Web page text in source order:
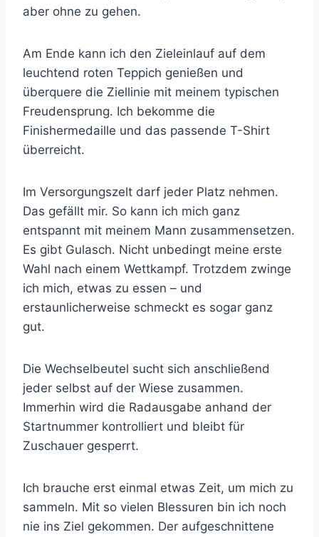
aber ohne zu gehen.
Am Ende kann ich den Zieleinlauf auf dem
leuchtend roten Teppich genießen und
überquere die Ziellinie mit meinem typischen
Freudensprung. Ich bekomme die
Finishermedaille und das passende T-Shirt
überreicht.
Im Versorgungszelt darf jeder Platz nehmen.
Das gefällt mir. So kann ich mich ganz
entspannt mit meinem Mann zusammensetzen.
Es gibt Gulasch. Nicht unbedingt meine erste
Wahl nach einem Wettkampf. Trotzdem zwinge
ich mich, etwas zu essen – und
erstaunlicherweise schmeckt es sogar ganz
gut.
Die Wechselbeutel sucht sich anschließend
jeder selbst auf der Wiese zusammen.
Immerhin wird die Radausgabe anhand der
Startnummer kontrolliert und bleibt für
Zuschauer gesperrt.
Ich brauche erst einmal etwas Zeit, um mich zu
sammeln. Mit so vielen Blessuren bin ich noch
nie ins Ziel gekommen. Der aufgeschnittene